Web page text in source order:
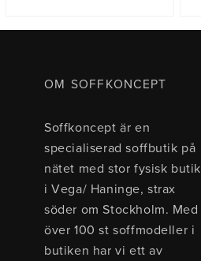
OM SOFFKONCEPT
Soffkoncept är en
specialiserad soffbutik på
nätet med stor fysisk butik
i Vega/ Haninge, strax
söder om Stockholm. Med
över 100 st soffmodeller i
butiken har vi ett av